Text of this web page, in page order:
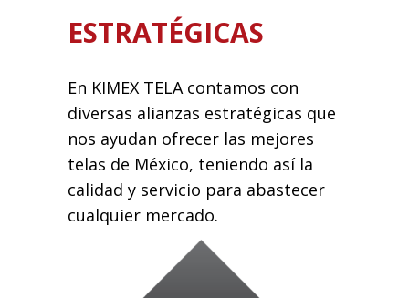
ESTRATÉGICAS
En KIMEX TELA contamos con
diversas alianzas estratégicas que
nos ayudan ofrecer las mejores
telas de México, teniendo así la
calidad y servicio para abastecer
cualquier mercado.